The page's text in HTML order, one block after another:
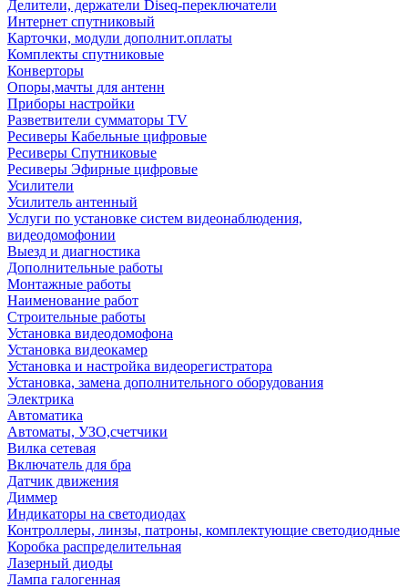
Делители, держатели Diseq-переключатели
Интернет спутниковый
Карточки, модули дополнит.оплаты
Комплекты спутниковые
Конверторы
Опоры,мачты для антенн
Приборы настройки
Разветвители сумматоры TV
Ресиверы Кабельные цифровые
Ресиверы Спутниковые
Ресиверы Эфирные цифровые
Усилители
Усилитель антенный
Услуги по установке систем видеонаблюдения,
видеодомофонии
Выезд и диагностика
Дополнительные работы
Монтажные работы
Наименование работ
Строительные работы
Установка видеодомофона
Установка видеокамер
Установка и настройка видеорегистратора
Установка, замена дополнительного оборудования
Электрика
Автоматика
Автоматы, УЗО,счетчики
Вилка сетевая
Включатель для бра
Датчик движения
Диммер
Индикаторы на светодиодах
Контроллеры, линзы, патроны, комплектующие светодиодные
Коробка распределительная
Лазерный диоды
Лампа галогенная